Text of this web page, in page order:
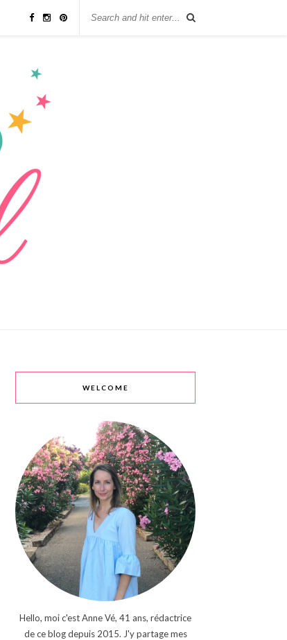
WELCOME
Hello, moi c'est Anne Vé, 41 ans, rédactrice
de ce blog depuis 2015. J'y partage mes